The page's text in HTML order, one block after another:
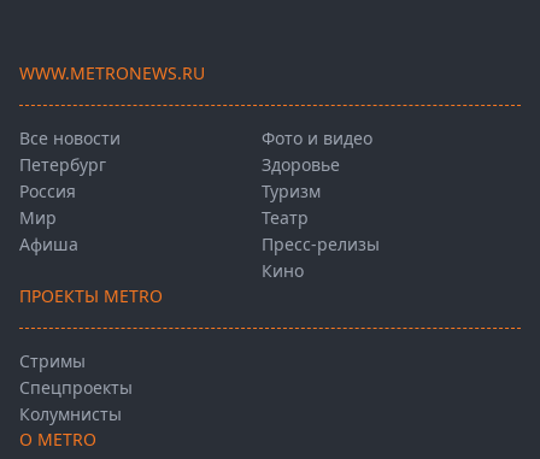
WWW.METRONEWS.RU
Все новости
Петербург
Россия
Мир
Афиша
Фото и видео
Здоровье
Туризм
Театр
Пресс-релизы
Кино
ПРОЕКТЫ METRO
Стримы
Спецпроекты
Колумнисты
О METRO